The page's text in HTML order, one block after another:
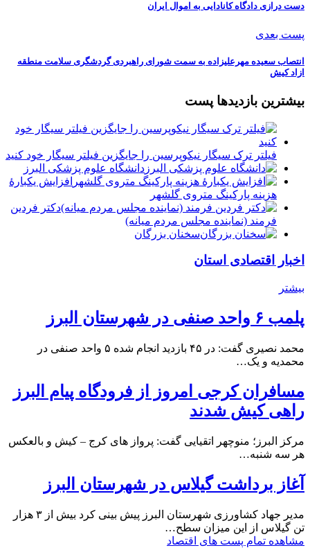
دست درازی دادگاه کانادایی به اموال ایران
پست بعدی
انتصاب سعیده مهرعلیزاده به سمت شورای راهبردی گردشگری سلامت منطقه
ازاد کیش
بیشترین بازدیدها پست
فیلتر ترک سیگار نیکوپرسین را جایگزین فیلتر سیگار خود کنید
دانشگاه علوم پزشکی البرز
افزایش یکبارۀ
هزینه پارکینگ متروی گلشهر
دكتر فردين
فرمند (نماينده مجلس مردم میانه)
سخنان بزرگان
اخبار اقتصادی استان
بیشتر
پلمب ۶ واحد صنفی در شهرستان البرز
محمد نصیری گفت: در ۴۵ بازدید انجام شده ۵ واحد صنفی در
محمدیه و یک…
مسافران کرجی امروز از فرودگاه پیام البرز
راهی کیش شدند
مرکز البرز؛ منوچهر اتقیایی گفت: پرواز های کرج – کیش و بالعکس
هر سه شنبه…
آغاز برداشت گیلاس در شهرستان البرز
مدیر جهاد کشاورزی شهرستان البرز پیش بینی کرد بیش از ۳ هزار
تن گیلاس از این میزان سطح…
مشاهده تمام پست های اقتصاد